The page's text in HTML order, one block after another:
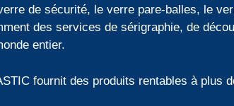
de sécurité, le verre pare-balles, le
des services de sérigraphie, de
entier.
fournit des produits rentables à plus